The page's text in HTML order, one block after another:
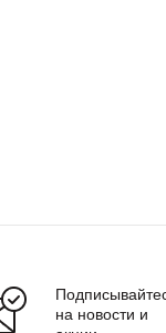
на новости и